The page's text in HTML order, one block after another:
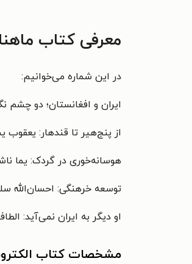
معرفی کتاب ماهنامه سه
در این شماره می‌خوانیم:
ایران و افغانستان؛ دو
از پنج‌هیر تا قندهار: یعقوب
هوسانه‌خوری در گردک: یما
توسعه خرهنگی: احسان‌الله
او دیگر به ایران نمی‌آید:
مشخصات کتاب